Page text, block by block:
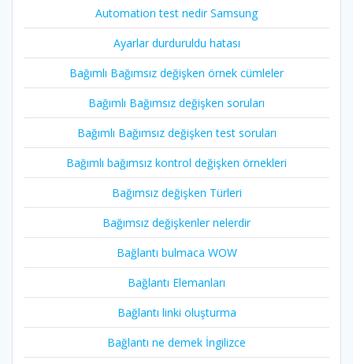
Automation test nedir Samsung
Ayarlar durduruldu hatası
Bağımlı Bağımsız değişken örnek cümleler
Bağımlı Bağımsız değişken soruları
Bağımlı Bağımsız değişken test soruları
Bağımlı bağımsız kontrol değişken örnekleri
Bağımsız değişken Türleri
Bağımsız değişkenler nelerdir
Bağlantı bulmaca WOW
Bağlantı Elemanları
Bağlantı linki oluşturma
Bağlantı ne demek İngilizce